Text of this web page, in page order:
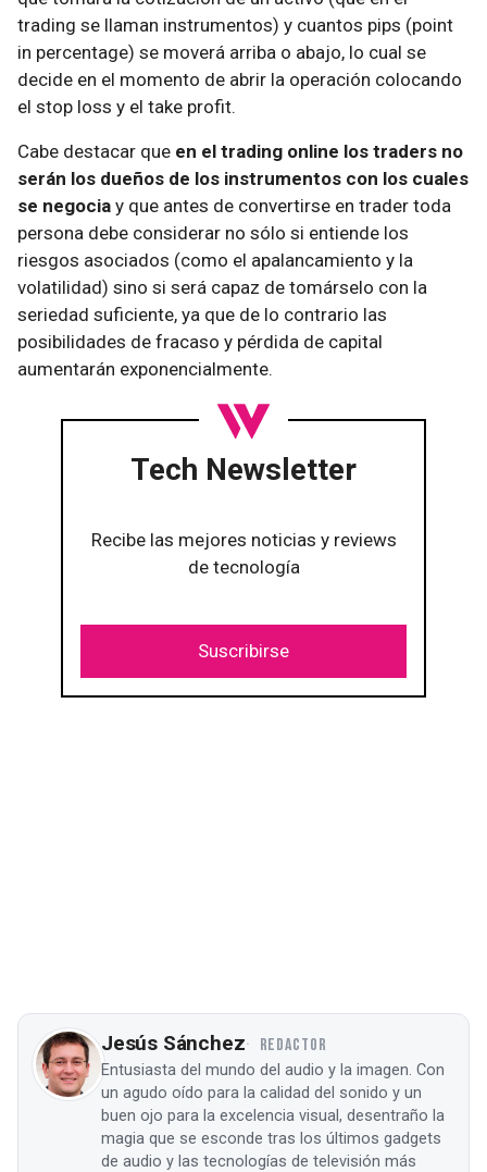
trading se llaman instrumentos) y cuantos pips (point
in percentage) se moverá arriba o abajo, lo cual se
decide en el momento de abrir la operación colocando
el stop loss y el take profit.
Cabe destacar que en el trading online los traders no
serán los dueños de los instrumentos con los cuales
se negocia y que antes de convertirse en trader toda
persona debe considerar no sólo si entiende los
riesgos asociados (como el apalancamiento y la
volatilidad) sino si será capaz de tomárselo con la
seriedad suficiente, ya que de lo contrario las
posibilidades de fracaso y pérdida de capital
aumentarán exponencialmente.
Tech Newsletter
Recibe las mejores noticias y reviews
de tecnología
Suscribirse
Jesús Sánchez REDACTOR
Entusiasta del mundo del audio y la imagen. Con
un agudo oído para la calidad del sonido y un
buen ojo para la excelencia visual, desentraño la
magia que se esconde tras los últimos gadgets
de audio y las tecnologías de televisión más